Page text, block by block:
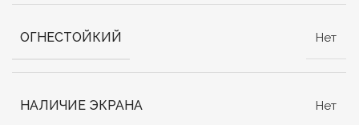
ОГНЕСТОЙКИЙ Нет
НАЛИЧИЕ ЭКРАНА Нет